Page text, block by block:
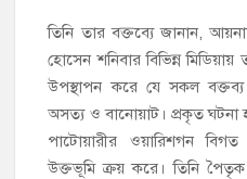
তিনি তার বক্তব্যে জানান,
হোসেন শনিবার বিভিন্ন
উপস্থাপন করে যে সকল
অসত্য ও বানোয়াট। প্রকৃত
পাটোয়ারীর ওয়ারিশগন
উক্তভূমি ক্রয় করে। তিনি